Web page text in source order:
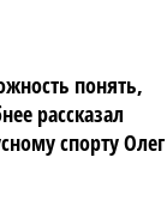
понять,
рассказал
спорту Олег